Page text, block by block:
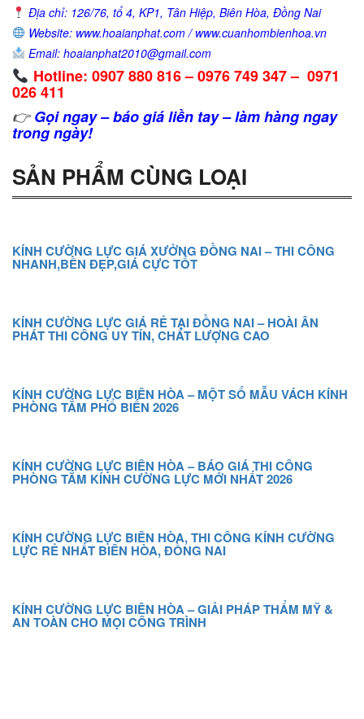
Địa chỉ: 126/76, tổ 4, KP1, Tân Hiệp, Biên Hòa, Đồng Nai
Website: www.hoaianphat.com / www.cuanhombienhoa.vn
Email: hoaianphat2010@gmail.com
Hotline: 0907 880 816 – 0976 749 347 – 0971
026 411
👉 Gọi ngay – báo giá liền tay – làm hàng ngay
trong ngày!
SẢN PHẨM CÙNG LOẠI
KÍNH CƯỜNG LỰC GIÁ XƯỞNG ĐỒNG NAI – THI CÔNG
NHANH,BỀN ĐẸP,GIÁ CỰC TỐT
KÍNH CƯỜNG LỰC GIÁ RẺ TẠI ĐỒNG NAI – HOÀI ÂN
PHÁT THI CÔNG UY TÍN, CHẤT LƯỢNG CAO
KÍNH CƯỜNG LỰC BIÊN HÒA – MỘT SỐ MẪU VÁCH KÍNH
PHÒNG TẮM PHỔ BIẾN 2026
KÍNH CƯỜNG LỰC BIÊN HÒA – BÁO GIÁ THI CÔNG
PHÒNG TẮM KÍNH CƯỜNG LỰC MỚI NHẤT 2026
KÍNH CƯỜNG LỰC BIÊN HÒA, THI CÔNG KÍNH CƯỜNG
LỰC RẺ NHẤT BIÊN HÒA, ĐỒNG NAI
KÍNH CƯỜNG LỰC BIÊN HÒA – GIẢI PHÁP THẨM MỸ &
AN TOÀN CHO MỌI CÔNG TRÌNH